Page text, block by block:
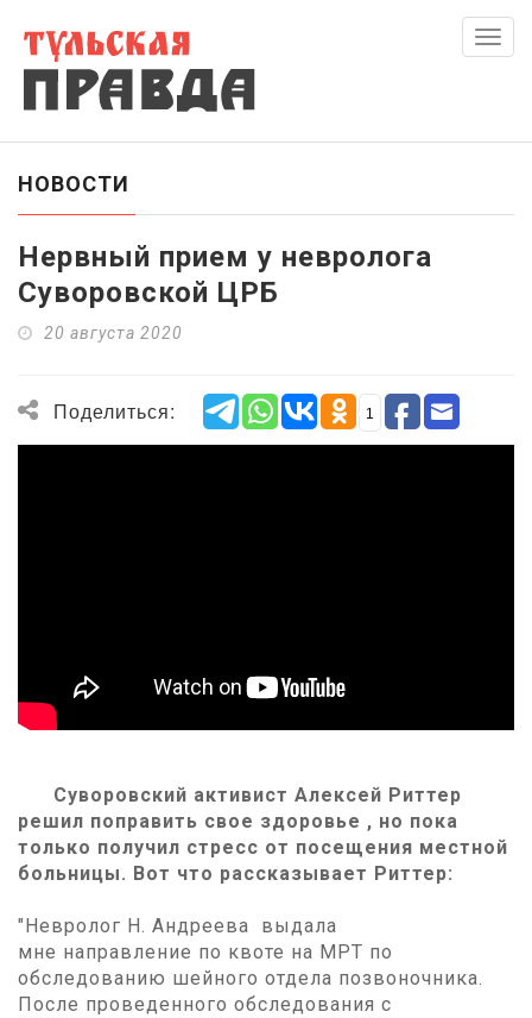
НОВОСТИ
Нервный прием у невролога
Суворовской ЦРБ
20 августа 2020
Поделиться: 1
Суворовский активист Алексей Риттер
решил поправить свое здоровье , но пока
только получил стресс от посещения местной
больницы. Вот что рассказывает Риттер:
"Невролог Н. Андреева выдала
мне направление по квоте на МРТ по
обследованию шейного отдела позвоночника.
После проведенного обследования с